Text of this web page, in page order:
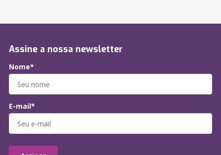
Assine a nossa newsletter
Nome*
E-mail*